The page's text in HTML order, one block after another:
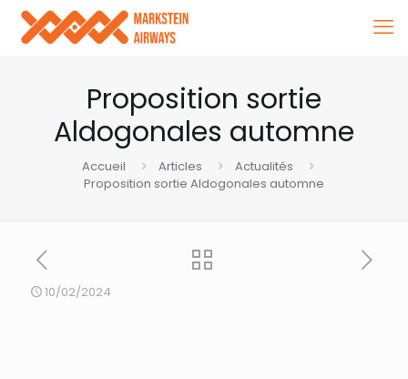
Proposition sortie
Aldogonales automne
Accueil Articles
Actualités
Proposition sortie Aldogonales automne
10/02/2024